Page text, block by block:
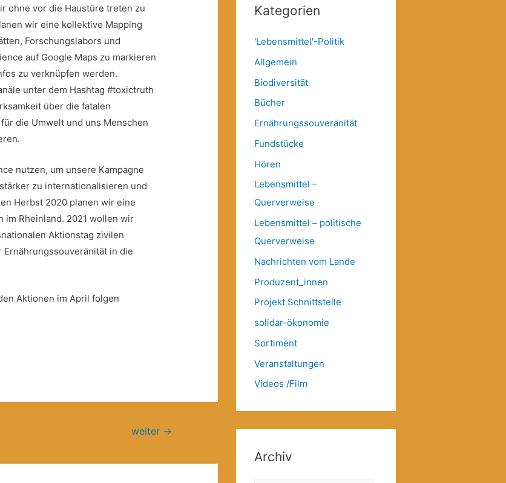
ohne vor die Haustüre treten zu
wir eine kollektive Mapping
Forschungslabors und
auf Google Maps zu markieren
zu verknüpfen werden.
unter dem Hashtag #toxictruth
über die fatalen
die Umwelt und uns Menschen
nutzen, um unsere Kampagne
zu internationalisieren und
Herbst 2020 planen wir eine
Rheinland. 2021 wollen wir
Aktionstag zivilen
in die
Aktionen im April folgen
weiter →
Kategorien
'Lebensmittel'-Politik
Allgemein
Biodiversität
Bücher
Ernährungssouveränität
Fundstücke
Hören
Lebensmittel –
Querverweise
Lebensmittel – politische
Querverweise
Nachrichten vom Lande
Produzent_innen
Projekt Schnittstelle
solidar-ökonomie
Sortiment
Veranstaltungen
Videos /Film
Archiv